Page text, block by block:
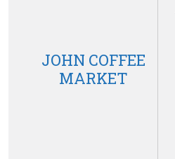
JOHN COFFEE
MARKET